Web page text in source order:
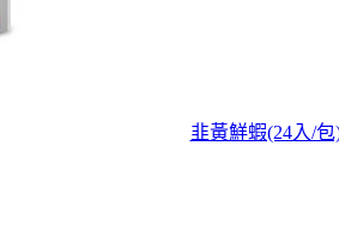
韭黃鮮蝦(24入/